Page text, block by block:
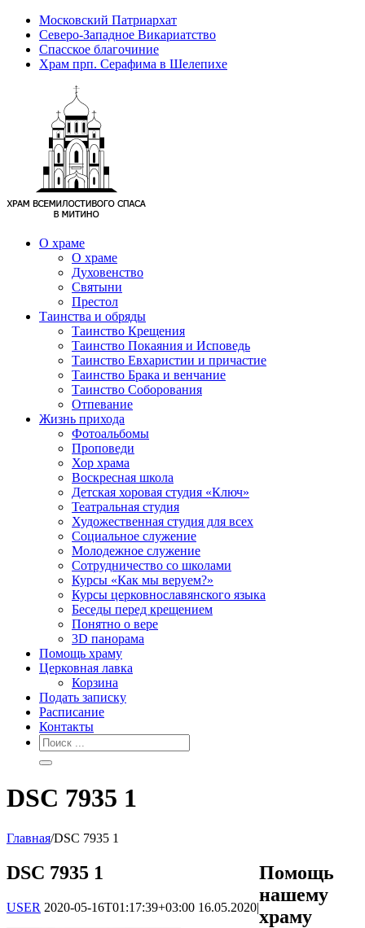
Московский Патриархат
Северо-Западное Викариатство
Спасское благочиние
Храм прп. Серафима в Шелепихе
О храме
О храме
Духовенство
Святыни
Престол
Таинства и обряды
Таинство Крещения
Таинство Покаяния и Исповедь
Таинство Евхаристии и причастие
Таинство Брака и венчание
Таинство Соборования
Отпевание
Жизнь прихода
Фотоальбомы
Проповеди
Хор храма
Воскресная школа
Детская хоровая студия «Ключ»
Театральная студия
Х​удожественная студия для всех
Социальное служение
Молодежное служение
Сотрудничество со школами
Курсы «Как мы веруем?»
Курсы церковнославянского языка
Беседы перед крещением
Понятно о вере
3D панорама
Помощь храму
Церковная лавка
Корзина
Подать записку
Расписание
Контакты
DSC 7935 1
Главная/DSC 7935 1
DSC 7935 1
USER 2020-05-16T01:17:39+03:00 16.05.2020|
Помощь
нашему
храму